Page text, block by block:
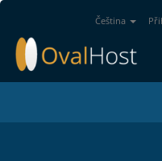
Čeština